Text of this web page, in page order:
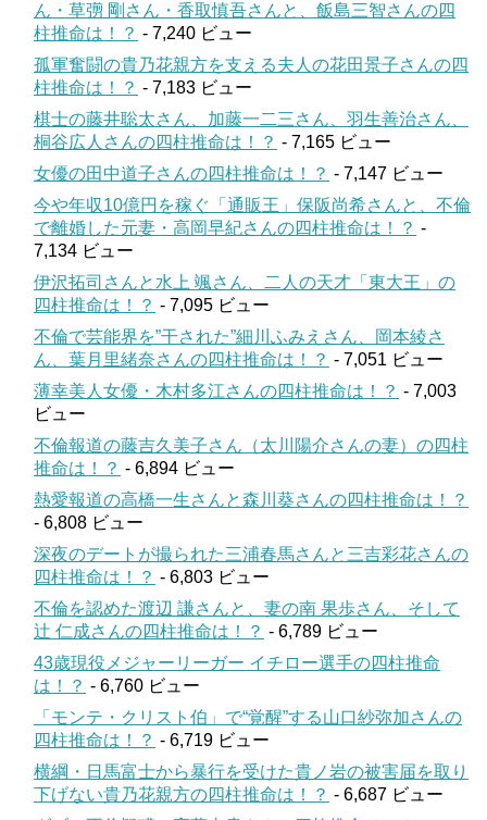
ん・草彅 剛さん・香取慎吾さんと、飯島三智さんの四
柱推命は！？ - 7,240 ビュー
孤軍奮闘の貴乃花親方を支える夫人の花田景子さんの四
柱推命は！？ - 7,183 ビュー
棋士の藤井聡太さん、加藤一二三さん、羽生善治さん、
桐谷広人さんの四柱推命は！？ - 7,165 ビュー
女優の田中道子さんの四柱推命は！？ - 7,147 ビュー
今や年収10億円を稼ぐ「通販王」保阪尚希さんと、不倫
で離婚した元妻・高岡早紀さんの四柱推命は！？ -
7,134 ビュー
伊沢拓司さんと水上 颯さん、二人の天才「東大王」の
四柱推命は！？ - 7,095 ビュー
不倫で芸能界を”干された”細川ふみえさん、岡本綾さ
ん、葉月里緒奈さんの四柱推命は！？ - 7,051 ビュー
薄幸美人女優・木村多江さんの四柱推命は！？ - 7,003
ビュー
不倫報道の藤吉久美子さん（太川陽介さんの妻）の四柱
推命は！？ - 6,894 ビュー
熱愛報道の高橋一生さんと森川葵さんの四柱推命は！？
- 6,808 ビュー
深夜のデートが撮られた三浦春馬さんと三吉彩花さんの
四柱推命は！？ - 6,803 ビュー
不倫を認めた渡辺 謙さんと、妻の南 果歩さん、そして
辻 仁成さんの四柱推命は！？ - 6,789 ビュー
43歳現役メジャーリーガー イチロー選手の四柱推命
は！？ - 6,760 ビュー
「モンテ・クリスト伯」で“覚醒”する山口紗弥加さんの
四柱推命は！？ - 6,719 ビュー
横綱・日馬富士から暴行を受けた貴ノ岩の被害届を取り
下げない貴乃花親方の四柱推命は！？ - 6,687 ビュー